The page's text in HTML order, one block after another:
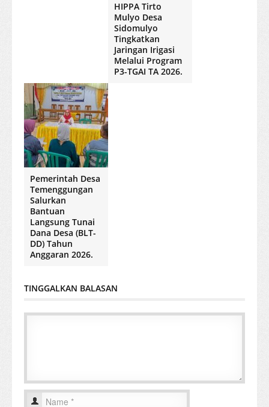
HIPPA Tirto
Mulyo Desa
Sidomulyo
Tingkatkan
Jaringan Irigasi
Melalui Program
P3-TGAI TA 2026.
Pemerintah Desa
Temenggungan
Salurkan
Bantuan
Langsung Tunai
Dana Desa (BLT-
DD) Tahun
Anggaran 2026.
TINGGALKAN BALASAN